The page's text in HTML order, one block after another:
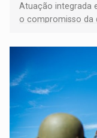
Atuação integrada
o compromisso da